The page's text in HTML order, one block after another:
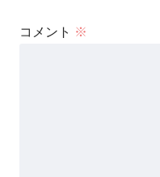
コメント ※